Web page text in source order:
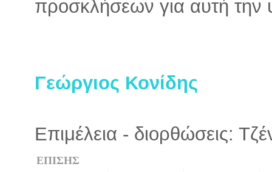
προσκλήσεων για αυτή
Γεώργιος Κονίδης
Επιμέλεια - διορθώσεις:
ΕΠΙΣΗΣ